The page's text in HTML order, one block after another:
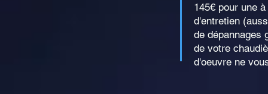
145€ pour une
d'entretien
de dépannages
de votre
d'oeuvre ne